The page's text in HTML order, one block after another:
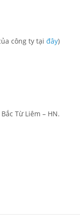
công ty tại đây)
Từ Liêm – HN.